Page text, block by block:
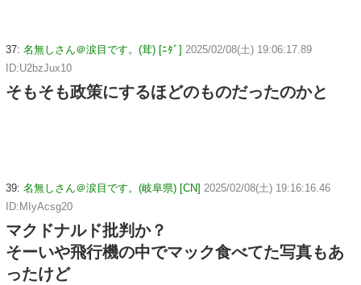
37: 名無しさん＠涙目です。(茸) [ﾆﾀﾞ] 2025/02/08(土) 19:06:17.89
ID:U2bzJux10
そもそも政策にするほどのものだったのかと
39: 名無しさん＠涙目です。(岐阜県) [CN] 2025/02/08(土) 19:16:16.46
ID:MIyAcsg20
マクドナルド批判か？
そーいや飛行機の中でマック食べてた写真もあ
ったけど